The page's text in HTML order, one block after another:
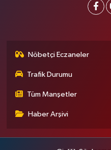
Nöbetçi Eczaneler
Trafik Durumu
Tüm Manşetler
Haber Arşivi